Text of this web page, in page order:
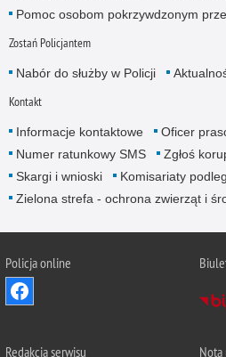
Pomoc osobom pokrzywdzonym
Zostań Policjantem
Nabór do służby w Policji
Kontakt
Informacje kontaktowe
Oficer
Numer ratunkowy SMS
Zgłoś
Skargi i wnioski
Komisariaty
Zielona strefa - ochrona zwierząt i
Policja online
Redakcja serwisu Nota